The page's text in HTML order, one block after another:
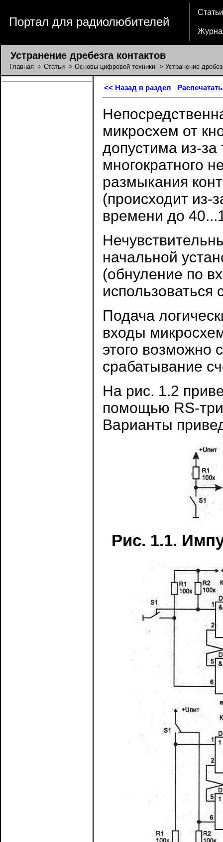
Портал для радиолюбителей
Статьи
Устранение дребезга контактов
Главная -> Статьи -> Основы цифровой техники -> Устранение
<< Назад в раздел Распечатать
микросхем от
допустима из-за
многократного
размыкания
(происходит из-
времени до
начальной
(обнуление по
использоваться
Подача
входы
этого возможно
срабатывание
На рис. 1.2
помощью RS-
Варианты
Рис. 1.1.